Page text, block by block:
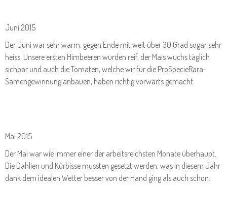
Juni 2015
Der Juni war sehr warm, gegen Ende mit weit über 30 Grad sogar sehr
heiss. Unsere ersten Himbeeren wurden reif, der Mais wuchs täglich
sichbar und auch die Tomaten, welche wir für die ProSpecieRara-
Samengewinnung anbauen, haben richtig vorwärts gemacht.
Mai 2015
Der Mai war wie immer einer der arbeitsreichsten Monate überhaupt.
Die Dahlien und Kürbisse mussten gesetzt werden, was in diesem Jahr
dank dem idealen Wetter besser von der Hand ging als auch schon.